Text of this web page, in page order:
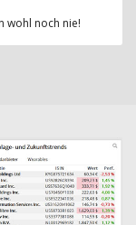
wohl noch nie!